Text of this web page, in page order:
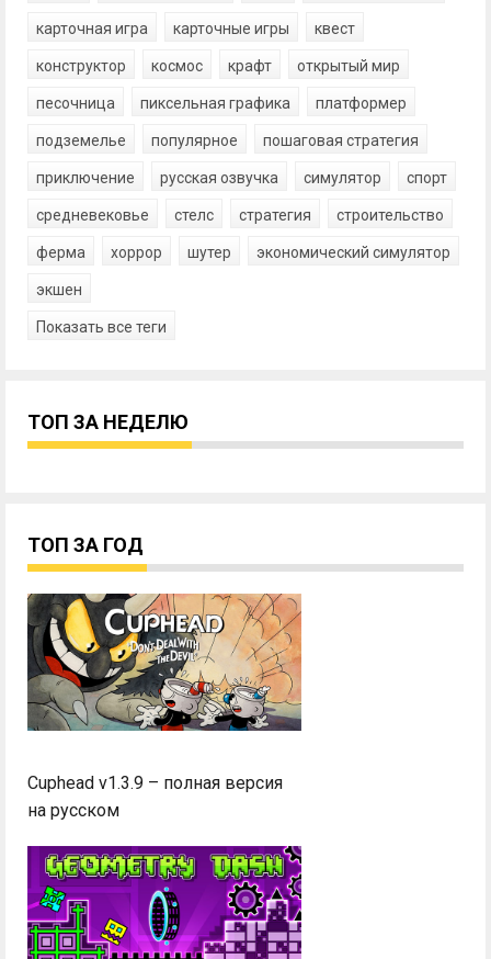
карточная игра карточные игры квест
конструктор космос крафт открытый мир
песочница пиксельная графика платформер
подземелье популярное пошаговая стратегия
приключение русская озвучка симулятор спорт
средневековье стелс стратегия строительство
ферма хоррор шутер экономический симулятор
экшен
Показать все теги
ТОП ЗА НЕДЕЛЮ
ТОП ЗА ГОД
Cuphead v1.3.9 – полная версия
на русском